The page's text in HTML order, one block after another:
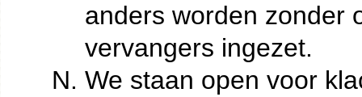
anders worden zonder
vervangers ingezet.
We staan open voor